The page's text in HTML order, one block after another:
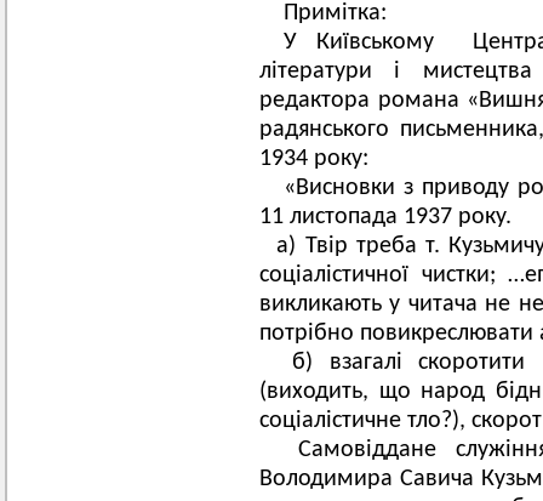
Примітка:
У Київському
літератури і мистецтва
редактора романа
радянського
1934 року:
«Висновки з приводу
11 листопада 1937 року.
а) Твір треба т.
соціалістичної чистки;
викликають у читача не
потрібно повикреслювати
б) взагалі
(виходить, що народ
соціалістичне тло?),
Самовіддане
Володимира Савича